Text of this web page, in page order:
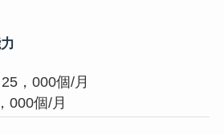
，000個/月
000個/月